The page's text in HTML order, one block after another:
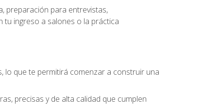
preparación para entrevistas,
tu ingreso a salones o la práctica
lo que te permitirá comenzar a construir una
precisas y de alta calidad que cumplen